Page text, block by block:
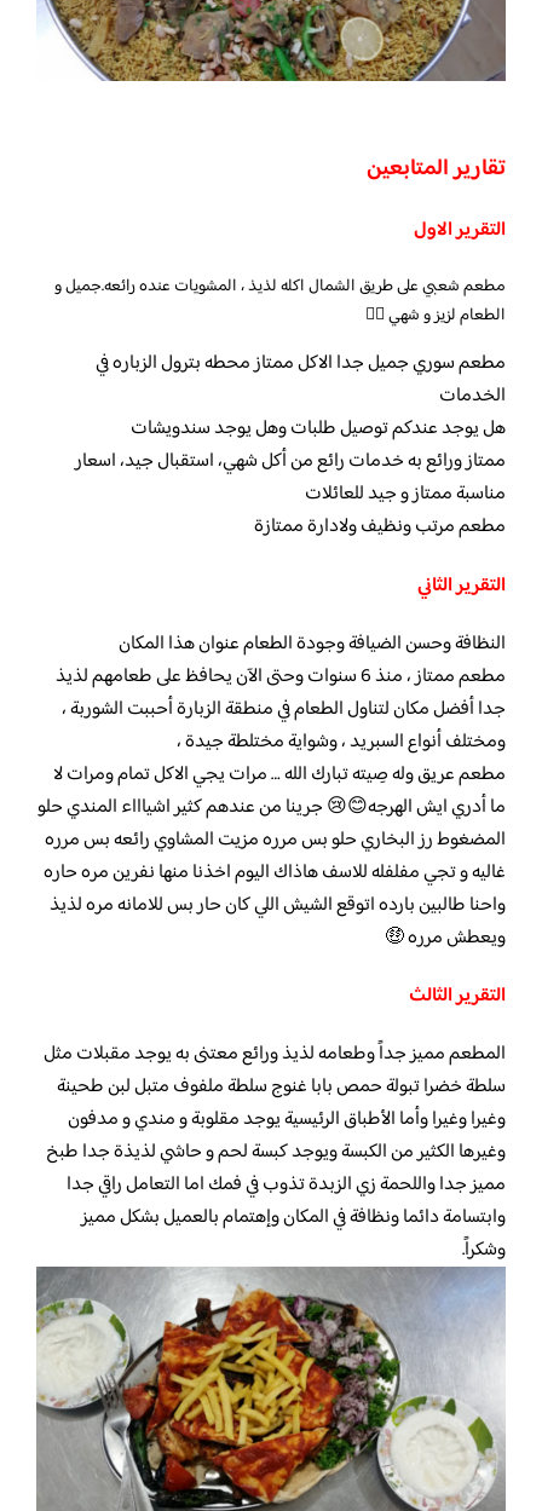
تقارير المتابعين
التقرير الاول
مطعم شعبي على طريق الشمال اكله لذيذ ، المشويات عنده رائعه.جميل و
الطعام لزيز و شهي 👍🏻
مطعم سوري جميل جدا الاكل ممتاز محطه بترول الزباره في
الخدمات
هل يوجد عندكم توصيل طلبات وهل يوجد سندويشات
ممتاز ورائع به خدمات رائع من أكل شهي، استقبال جيد، اسعار
مناسبة ممتاز و جيد للعائلات
مطعم مرتب ونظيف ولادارة ممتازة
التقرير الثاني
النظافة وحسن الضيافة وجودة الطعام عنوان هذا المكان
مطعم ممتاز ، منذ 6 سنوات وحتى الآن يحافظ على طعامهم لذيذ
جدا أفضل مكان لتناول الطعام في منطقة الزبارة أحببت الشوربة ،
ومختلف أنواع السبريد ، وشواية مختلطة جيدة ،
مطعم عريق وله صِيته تبارك الله … مرات يجي الاكل تمام ومرات لا
ما أدري ايش الهرجه😊😢 جرينا من عندهم كثير اشياااء المندي حلو
المضغوط رز البخاري حلو بس مرره مزيت المشاوي رائعه بس مرره
غاليه و تجي مفلفله للاسف هاذاك اليوم اخذنا منها نفرين مره حاره
واحنا طالبين بارده اتوقع الشيش اللي كان حار بس للامانه مره لذيذ
ويعطش مرره 🤑
التقرير الثالث
المطعم مميز جداً وطعامه لذيذ ورائع معتنى به يوجد مقبلات مثل
سلطة خضرا تبولة حمص بابا غنوج سلطة ملفوف متبل لبن طحينة
وغيرا وغيرا وأما الأطباق الرئيسية يوجد مقلوبة و مندي و مدفون
وغيرها الكثير من الكبسة ويوجد كبسة لحم و حاشي لذيذة جدا طبخ
مميز جدا واللحمة زي الزبدة تذوب في فمك اما التعامل راقي جدا
وابتسامة دائما ونظافة في المكان وإهتمام بالعميل بشكل مميز
وشكراً.